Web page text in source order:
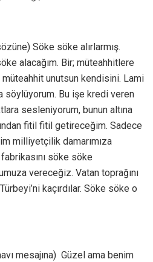
Söke söke alırlarmış.
alacağım. Bir; müteahhitlere
unutsun kendisini. Lami
söylüyorum. Bu işe kredi veren
sesleniyorum, bunun altına
fitil fitil getireceğim. Sadece
milliyetçilik damarımıza
söke söke
vereceğiz. Vatan toprağını
kaçırdılar. Söke söke o
mesajına) Güzel ama benim